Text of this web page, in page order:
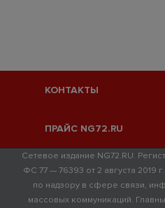
КОНТАКТЫ
ПРАЙС NG72.RU
Сетевое издание NG72.RU.
ФС 77 — 76393 от 2 августа 2019
по надзору в сфере связи,
массовых коммуникаций.